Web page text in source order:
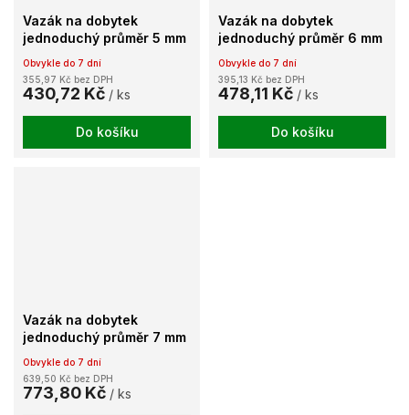
Vazák na dobytek
jednoduchý průměr 5 mm
Obvykle do 7 dní
355,97 Kč bez DPH
430,72 Kč / ks
Do košíku
Vazák na dobytek
jednoduchý průměr 6 mm
Obvykle do 7 dní
395,13 Kč bez DPH
478,11 Kč / ks
Do košíku
Vazák na dobytek
jednoduchý průměr 7 mm
Obvykle do 7 dní
639,50 Kč bez DPH
773,80 Kč / ks